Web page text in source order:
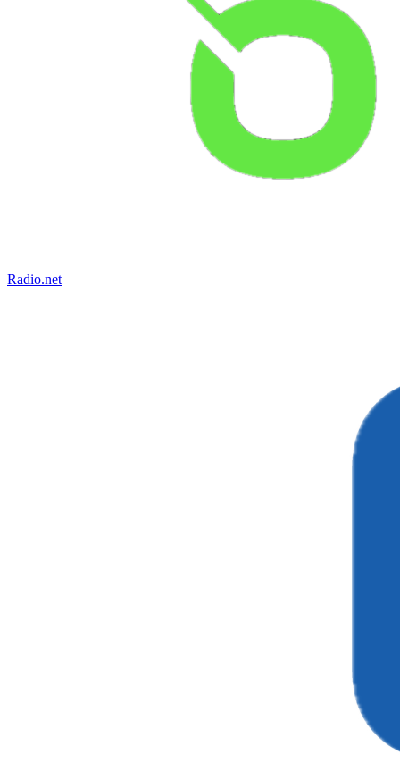
Radio.net